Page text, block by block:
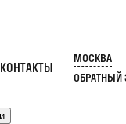
КОНТАКТЫ
МОСКВА
ОБРАТНЫЙ